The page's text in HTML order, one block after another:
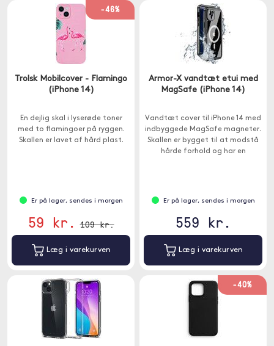
-46%
Trolsk Mobilcover - Flamingo
(iPhone 14)
En dejlig skal i lyserøde toner
med to flamingoer på ryggen.
Skallen er lavet af hård plast.
Er på lager, sendes i morgen
59 kr. 109 kr.
Læg i varekurven
Armor-X vandtæt etui med
MagSafe (iPhone 14)
Vandtæt cover til iPhone 14 med
indbyggede MagSafe magneter.
Skallen er bygget til at modstå
hårde forhold og har en
Er på lager, sendes i morgen
559 kr.
Læg i varekurven
-40%